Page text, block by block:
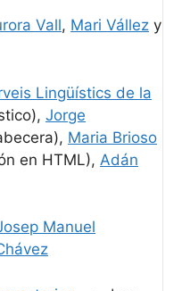
Vall, Mari Vállez y
Lingüístics de la
Jorge
Maria Brioso
en HTML), Adán
Manuel